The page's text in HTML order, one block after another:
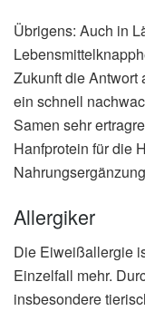
Übrigens: Auch in
Zukunft die Antwort
ein schnell
Samen sehr
Hanfprotein für die
Allergiker
Die Eiweißallergie
Einzelfall mehr.
insbesondere